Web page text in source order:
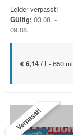
Leider verpasst!
Gültig: 03.08. -
09.08.
€ 6,14 / l - 650 ml
Verpasst!